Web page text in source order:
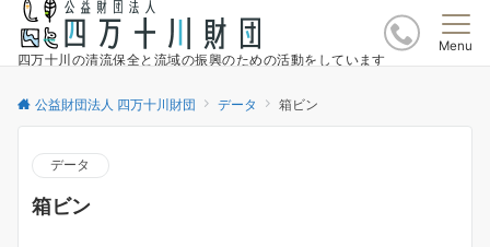
四万十川の清流保全と流域の振興のための活動をしています
Menu
公益財団法人 四万十川財団 データ 箱ビン
データ
箱ビン